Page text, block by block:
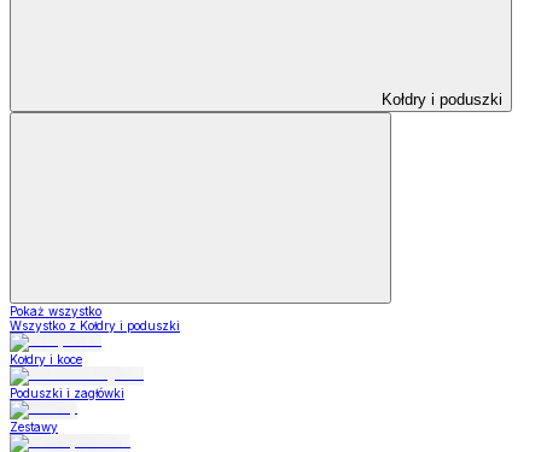
Kołdry i poduszki
Pokaż wszystko
Wszystko z Kołdry i poduszki
Kołdry i koce
Poduszki i zagłówki
Zestawy